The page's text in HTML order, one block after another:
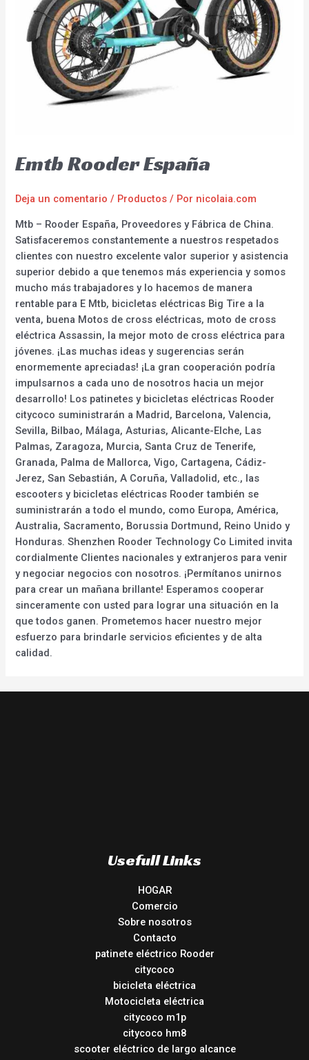
Emtb Rooder España
Deja un comentario / Productos / Por nicolaia.com
Mtb – Rooder España, Proveedores y Fábrica de China.
Satisfaceremos constantemente a nuestros respetados
clientes con nuestro excelente valor superior y asistencia
superior debido a que tenemos más experiencia y somos
mucho más trabajadores y lo hacemos de manera
rentable para E Mtb, bicicletas eléctricas Big Tire a la
venta, buena Motos de cross eléctricas, moto de cross
eléctrica Assassin, la mejor moto de cross eléctrica para
jóvenes. ¡Las muchas ideas y sugerencias serán
enormemente apreciadas! ¡La gran cooperación podría
impulsarnos a cada uno de nosotros hacia un mejor
desarrollo! Los patinetes y bicicletas eléctricas Rooder
citycoco suministrarán a Madrid, Barcelona, Valencia,
Sevilla, Bilbao, Málaga, Asturias, Alicante-Elche, Las
Palmas, Zaragoza, Murcia, Santa Cruz de Tenerife,
Granada, Palma de Mallorca, Vigo, Cartagena, Cádiz-
Jerez, San Sebastián, A Coruña, Valladolid, etc., las
escooters y bicicletas eléctricas Rooder también se
suministrarán a todo el mundo, como Europa, América,
Australia, Sacramento, Borussia Dortmund, Reino Unido y
Honduras. Shenzhen Rooder Technology Co Limited invita
cordialmente Clientes nacionales y extranjeros para venir
y negociar negocios con nosotros. ¡Permítanos unirnos
para crear un mañana brillante! Esperamos cooperar
sinceramente con usted para lograr una situación en la
que todos ganen. Prometemos hacer nuestro mejor
esfuerzo para brindarle servicios eficientes y de alta
calidad.
Usefull Links
HOGAR
Comercio
Sobre nosotros
Contacto
patinete eléctrico Rooder
citycoco
bicicleta eléctrica
Motocicleta eléctrica
citycoco m1p
citycoco hm8
scooter eléctrico de largo alcance